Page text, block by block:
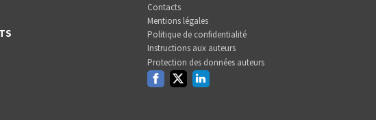
Contacts
Mentions légales
Politique de confidentialité
Instructions aux auteurs
Protection des données auteurs
FacebookTwitterLinkedin